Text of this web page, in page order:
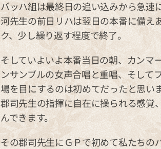
バッハ組は最終日の追い込みから急速
河先生の前日リハは翌日の本番に備え
ク、少し繰り返す程度で終了。
そしていよいよ本番当日の朝、カンマ
ンサンブルの女声合唱と重唱、そして
場を目にするのは初めてだったと思い
郡司先生の指揮に自在に操られる感覚
んできます。
その郡司先生にＧＰで初めて私たちの